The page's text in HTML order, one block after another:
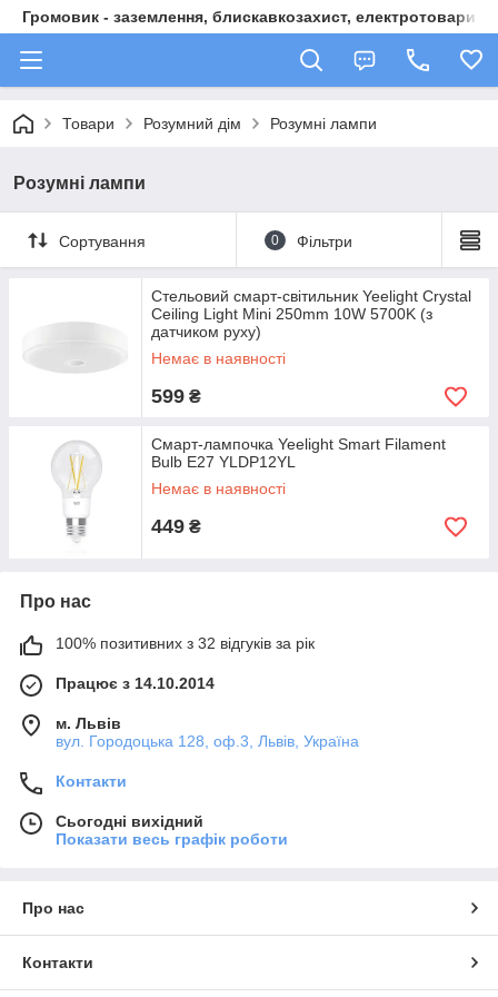
Громовик - заземлення, блискавкозахист, електротовари
Товари Розумний дім Розумні лампи
Розумні лампи
Сортування 0 Фільтри
Стельовий смарт-світильник Yeelight Crystal
Ceiling Light Mini 250mm 10W 5700K (з
датчиком руху)
Немає в наявності
599 ₴
Смарт-лампочка Yeelight Smart Filament
Bulb E27 YLDP12YL
Немає в наявності
449 ₴
Про нас
100% позитивних з 32 відгуків за рік
Працює з 14.10.2014
м. Львів
вул. Городоцька 128, оф.3, Львів, Україна
Контакти
Сьогодні вихідний
Показати весь графік роботи
Про нас
Контакти